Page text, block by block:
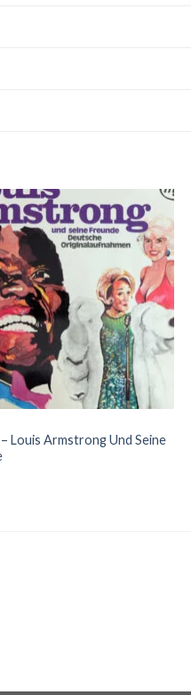
Louis Armstrong Und Seine